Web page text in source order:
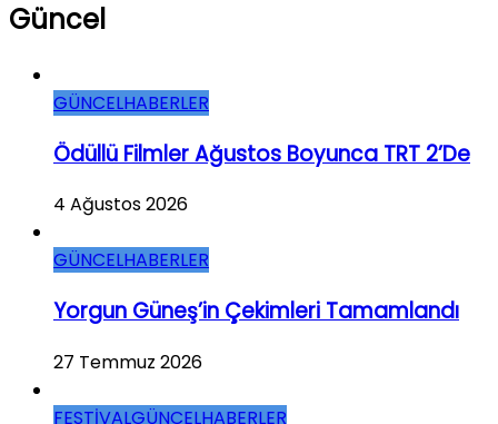
Güncel
GÜNCELHABERLER
Ödüllü Filmler Ağustos Boyunca TRT 2’de
4 Ağustos 2026
GÜNCELHABERLER
Yorgun Güneş’in Çekimleri Tamamlandı
27 Temmuz 2026
FESTİVALGÜNCELHABERLER